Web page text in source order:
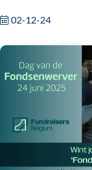
02-12-24